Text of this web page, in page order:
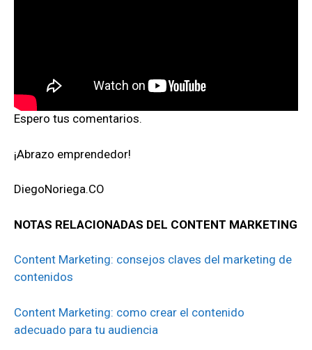
Espero tus comentarios.
¡Abrazo emprendedor!
DiegoNoriega.CO
NOTAS RELACIONADAS DEL CONTENT MARKETING
Content Marketing: consejos claves del marketing de
contenidos
Content Marketing: como crear el contenido
adecuado para tu audiencia